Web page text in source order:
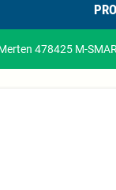
478425 M-